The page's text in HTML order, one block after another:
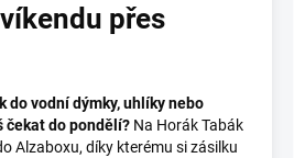
přes
do vodní dýmky, uhlíky nebo
čekat do pondělí? Na Horák Tabák
Alzaboxu, díky kterému si zásilku